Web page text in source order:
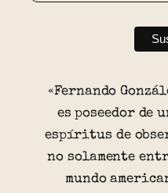
«Fernando
es poseedor de
espíritus de
no solamente
mundo